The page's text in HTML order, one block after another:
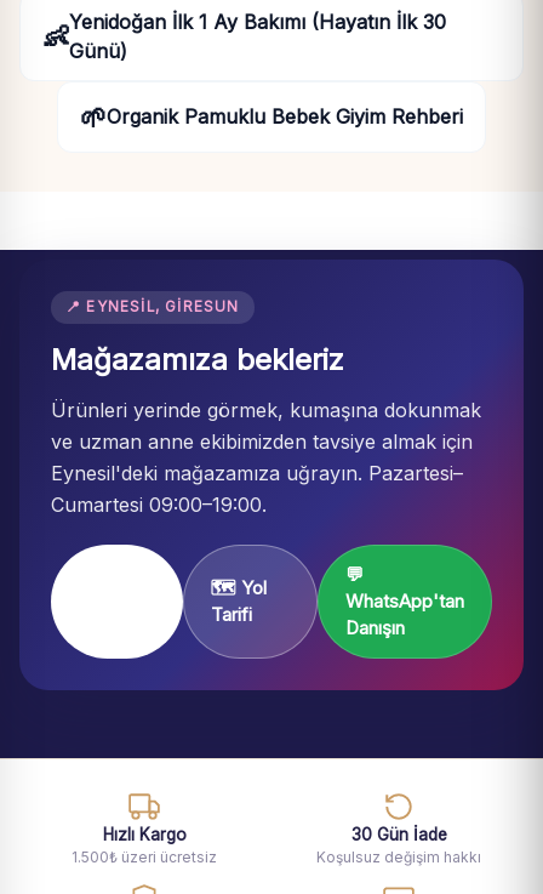
👶Yenidoğan İlk 1 Ay Bakımı (Hayatın İlk 30
Günü)
🌱Organik Pamuklu Bebek Giyim Rehberi
📍 EYNESIL, GIRESUN
Mağazamıza bekleriz
Ürünleri yerinde görmek, kumaşına dokunmak
ve uzman anne ekibimizden tavsiye almak için
Eynesil'deki mağazamıza uğrayın. Pazartesi–
Cumartesi 09:00–19:00.
🗺️ Yol
Tarifi
💬
WhatsApp'tan
Danışın
Hızlı Kargo
1.500₺ üzeri ücretsiz
30 Gün İade
Koşulsuz değişim hakkı